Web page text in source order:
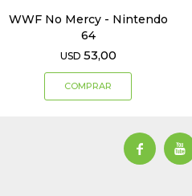
WWF No Mercy - Nintendo
64
USD 53,00
 